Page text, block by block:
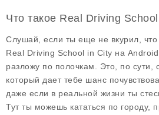
Что такое Real Driving
Слушай, если ты еще не вкурил, что
Real Driving School in City на
разложу по полочкам. Это, по сути,
который дает тебе шанс
даже если в реальной жизни ты
Тут ты можешь кататься по городу,